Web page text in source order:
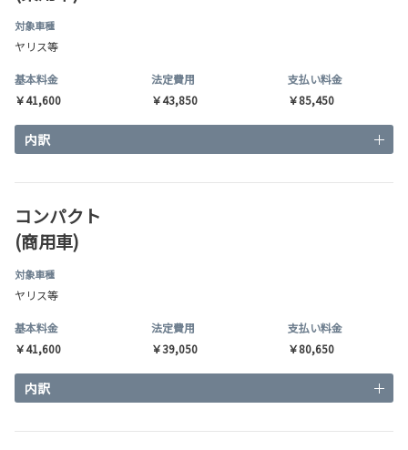
対象車種
ヤリス等
基本料金
￥41,600
法定費用
￥43,850
支払い料金
￥85,450
内訳
コンパクト
(商用車)
対象車種
ヤリス等
基本料金
￥41,600
法定費用
￥39,050
支払い料金
￥80,650
内訳